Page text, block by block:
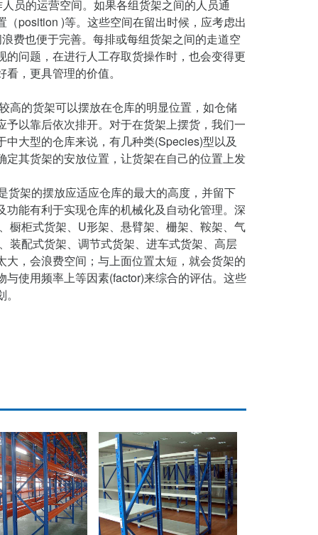
的运营空间。如果各组货架之间的人员通
position )等。这些空间在留出时候，应考虑出
费也便于完善。每排或每组货架之间的走道空
问题，在进行人工存取货操作时，也会变得更
，更具管理的价值。
的货架可以摆放在仓库的明显位置，如仓储
以靠后依次排开。对于在货架上摆货，我们一
大型的仓库来说，有几种类(Species)型以及
其货架的安放位置，让货架在自己的位置上发
架的摆放应适应仓库的最大的高度，并留下
能有利于实现仓库的机械化及自动化管理。深
橱柜式货架、U形架、悬臂架、栅架、鞍架、气
装配式货架、调节式货架、进车式货架、高层
，会浪费空间；与上面位置太短，就会货架的
使用频率上等因素(factor)来综合的评估。这些